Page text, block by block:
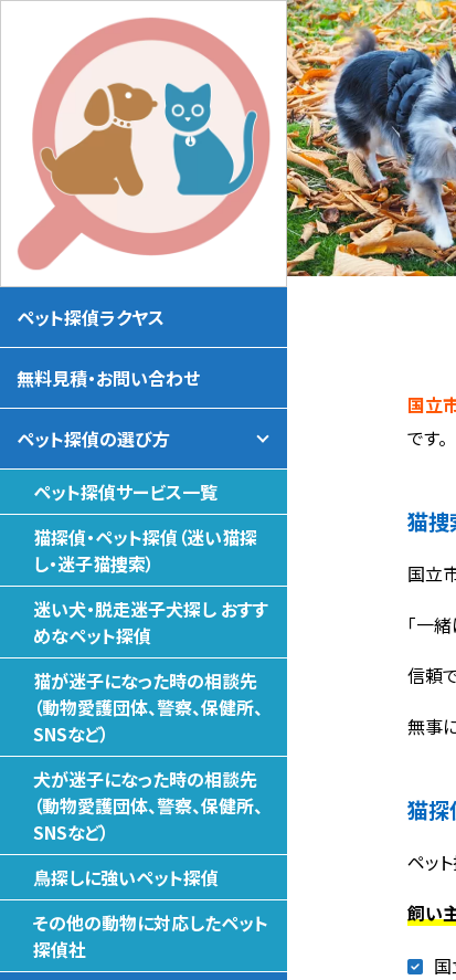
国立
です。
猫捜
国立
「一
信頼
無事
猫探
ペッ
飼い
国
ペット探偵ラクヤス
無料見積・お問い合わせ
ペット探偵の選び方
ペット探偵サービス一覧
猫探偵・ペット探偵（迷い猫探
し・迷子猫捜索）
迷い犬・脱走迷子犬探し おすす
めなペット探偵
猫が迷子になった時の相談先
（動物愛護団体、警察、保健所、
SNSなど）
犬が迷子になった時の相談先
（動物愛護団体、警察、保健所、
SNSなど）
鳥探しに強いペット探偵
その他の動物に対応したペット
探偵社